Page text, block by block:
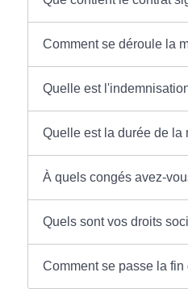
Comment se déroule la
Quelle est
Quelle est la durée de la
À quels congés avez-
Quels sont vos droits
Comment se passe la